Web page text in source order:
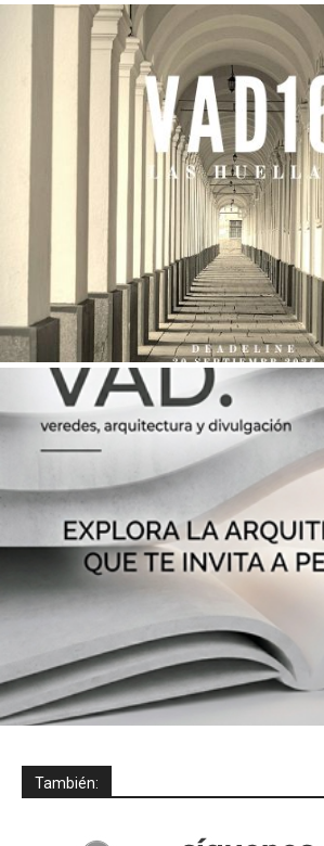
También: